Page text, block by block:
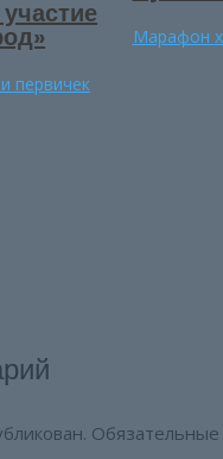
первичек
Марафон